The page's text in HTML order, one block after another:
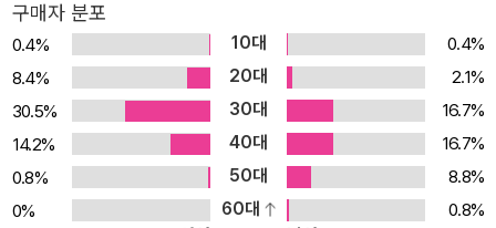
수 있는 톡톡 튀는 아이디어가 돋보이는 점도 큰 유익이 될 것입니다.
계절이 바뀔 때마다 집안 분위기에 신경을 쓰게 되는 것은 어쩌면 당
연한 일입니다. 목공 DIY는 이러한 신경 쓰임을 가벼운 몸짓으로 해
결할 수 있도록 안내합니다. 살고 있는 집이 아파트든 단독주택이든,
다세대주택이든 공간의 활용에 따라 집안 분위기는 크게 달라질 수
있습니다. 이 책은 이미 만들어진 짜맞춤 가구에 비해 규격화되지는
않았어도 나름 세련된 멋과 다양한 스타일을 제공함으로써 집안을 화
구매자 분포
0.4% 10대
0.4%
8.4%
20대
2.1%
30.5%
30대
16.7%
14.2%
40대
16.7%
0.8%
50대
8.8%
0%
60대
0.8%